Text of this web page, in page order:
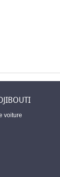
voiture